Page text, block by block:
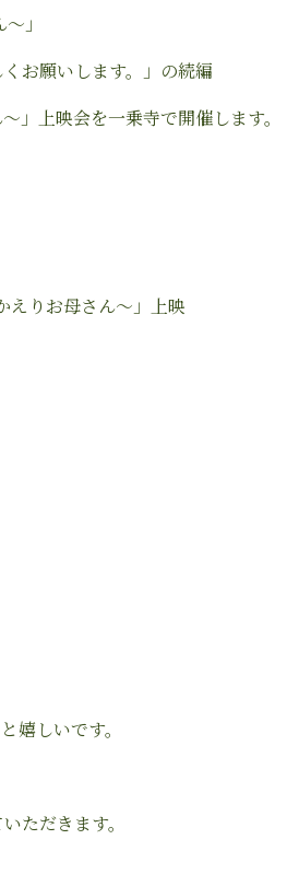
」
お願いします。」の続編
」上映会を一乗寺で開催します。
りお母さん〜」上映
嬉しいです。
ただきます。